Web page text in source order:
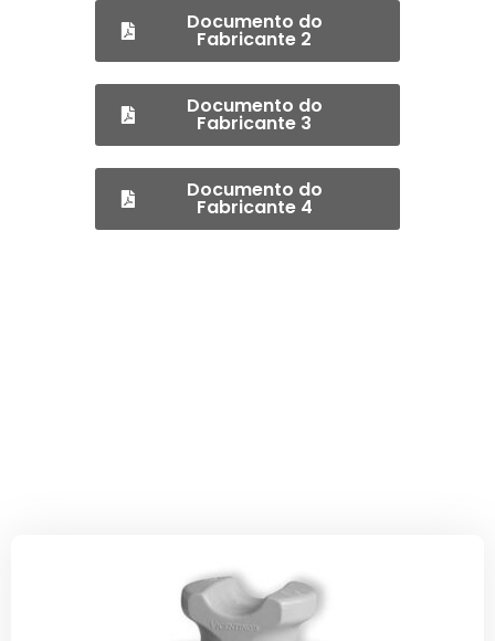
Documento do
Fabricante 2
Documento do
Fabricante 3
Documento do
Fabricante 4